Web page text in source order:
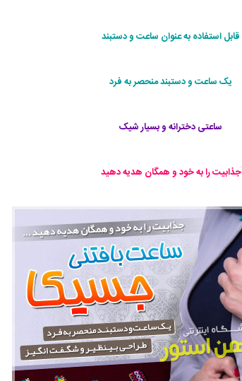
قابل استفاده به عنوان ساعت و دستبند
یک ساعت و دستبند منحصر به فرد
ساعتی دخترانه و بسیار شیک
جذابیت را به خود و همگان هدیه دهید